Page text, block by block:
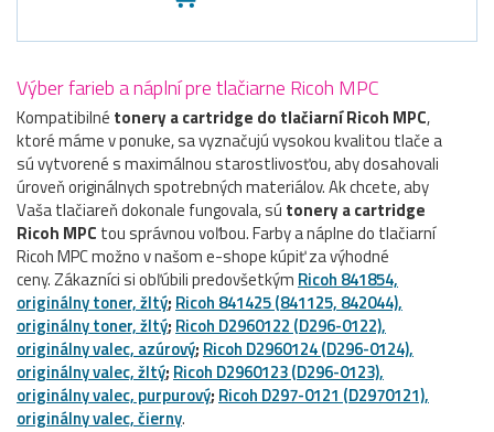
Výber farieb a náplní pre tlačiarne Ricoh MPC
Kompatibilné tonery a cartridge do tlačiarní Ricoh MPC,
ktoré máme v ponuke, sa vyznačujú vysokou kvalitou tlače a
sú vytvorené s maximálnou starostlivosťou, aby dosahovali
úroveň originálnych spotrebných materiálov. Ak chcete, aby
Vaša tlačiareň dokonale fungovala, sú tonery a cartridge
Ricoh MPC tou správnou voľbou. Farby a náplne do tlačiarní
Ricoh MPC možno v našom e-shope kúpiť za výhodné
ceny. Zákazníci si obľúbili predovšetkým Ricoh 841854,
originálny toner, žltý; Ricoh 841425 (841125, 842044),
originálny toner, žltý; Ricoh D2960122 (D296-0122),
originálny valec, azúrový; Ricoh D2960124 (D296-0124),
originálny valec, žltý; Ricoh D2960123 (D296-0123),
originálny valec, purpurový; Ricoh D297-0121 (D2970121),
originálny valec, čierny.